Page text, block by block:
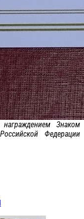
Знаком
Федерации